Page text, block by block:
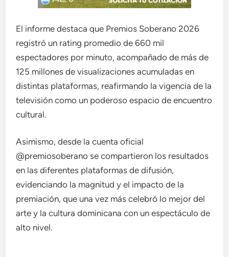
El informe destaca que Premios Soberano 2026
registró un rating promedio de 660 mil
espectadores por minuto, acompañado de más de
125 millones de visualizaciones acumuladas en
distintas plataformas, reafirmando la vigencia de la
televisión como un poderoso espacio de encuentro
cultural.
Asimismo, desde la cuenta oficial
@premiosoberano se compartieron los resultados
en las diferentes plataformas de difusión,
evidenciando la magnitud y el impacto de la
premiación, que una vez más celebró lo mejor del
arte y la cultura dominicana con un espectáculo de
alto nivel.